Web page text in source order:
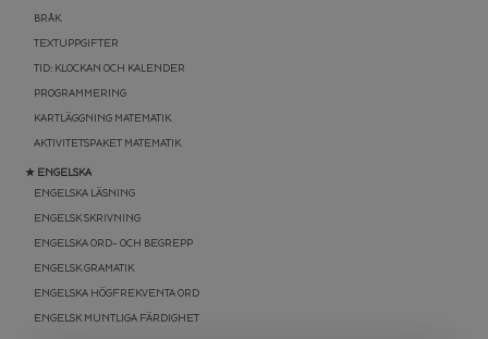
BRÅK
TEXTUPPGIFTER
TID: KLOCKAN OCH KALENDER
PROGRAMMERING
KARTLÄGGNING MATEMATIK
AKTIVITETSPAKET MATEMATIK
★ ENGELSKA
ENGELSKA LÄSNING
ENGELSK SKRIVNING
ENGELSKA ORD- OCH BEGREPP
ENGELSK GRAMATIK
ENGELSKA HÖGFREKVENTA ORD
ENGELSK MUNTLIGA FÄRDIGHET